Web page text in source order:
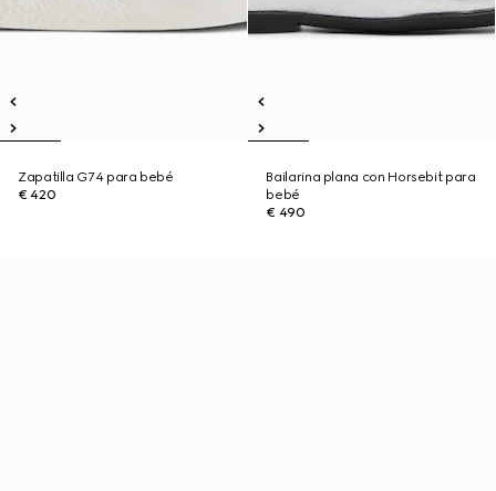
Zapatilla G74 para bebé
€ 420
Bailarina plana con Horsebit para
bebé
€ 490